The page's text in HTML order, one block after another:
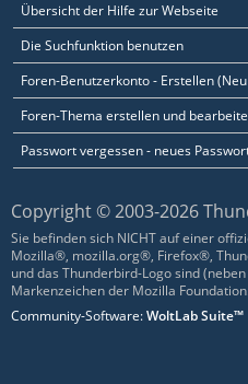
Übersicht der Hilfe zur Webseite
Die Suchfunktion benutzen
Foren-Benutzerkonto - Erstellen
Foren-Thema erstellen und
Passwort vergessen - neues
Copyright © 2003-2026
Sie befinden sich NICHT auf einer
Mozilla®, mozilla.org®, Firefox®,
und das Thunderbird-Logo sind
Markenzeichen der Mozilla
Community-Software:WoltLab Suite™